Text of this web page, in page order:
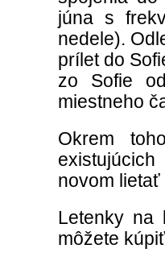
júna s
nedele).
prílet do
zo Sofie
miestneho
Okrem
novom lietať
Letenky na
môžete